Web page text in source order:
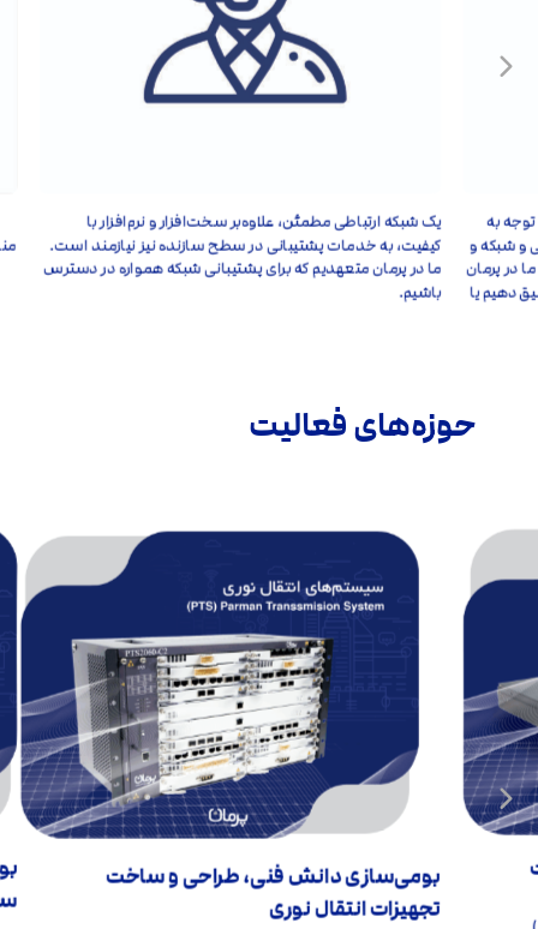
یک شبکه ارتباطی مطمئن، علاوه‌بر سخت‌‏افزار و نرم‌‏افزار با
کیفیت، به خدمات پشتیبانی در سطح سازنده نیز نیازمند است.
ما در پرمان متعهدیم که برای پشتیبانی شبکه همواره در دست‏رس
باشیم.
به
و شبکه و
در پرمان
دهیم یا
حوزه‌های فعالیت
بومی‏‌سازی دانش فنی، طراحی و ساخت
تجهیزات انتقال نوری